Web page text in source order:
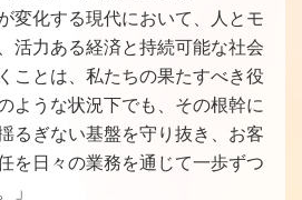
変化する現代において、人とモ
活力ある経済と持続可能な社会
ことは、私たちの果たすべき役
ような状況下でも、その根幹に
るぎない基盤を守り抜き、お客
を日々の業務を通じて一歩ずつ
」